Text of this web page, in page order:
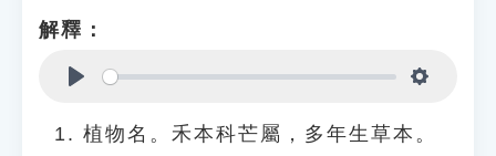
解釋：
植物名。禾本科芒屬，多年生草本。